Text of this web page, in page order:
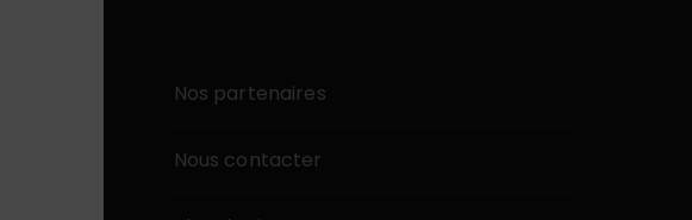
Nos partenaires
Nous contacter